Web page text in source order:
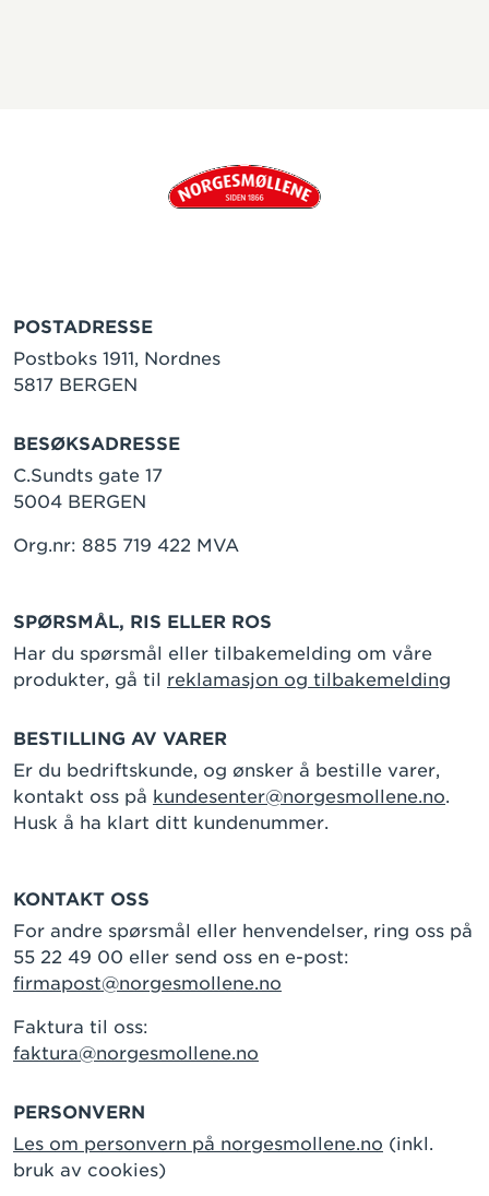
POSTADRESSE
Postboks 1911, Nordnes
5817 BERGEN
BESØKSADRESSE
C.Sundts gate 17
5004 BERGEN
Org.nr: 885 719 422 MVA
SPØRSMÅL, RIS ELLER ROS
Har du spørsmål eller tilbakemelding om våre
produkter, gå til reklamasjon og tilbakemelding
BESTILLING AV VARER
Er du bedriftskunde, og ønsker å bestille varer,
kontakt oss på kundesenter@norgesmollene.no.
Husk å ha klart ditt kundenummer.
KONTAKT OSS
For andre spørsmål eller henvendelser, ring oss på
55 22 49 00 eller send oss en e-post:
firmapost@norgesmollene.no
Faktura til oss:
faktura@norgesmollene.no
PERSONVERN
Les om personvern på norgesmollene.no (inkl.
bruk av cookies)